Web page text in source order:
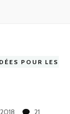
POUR LES
21